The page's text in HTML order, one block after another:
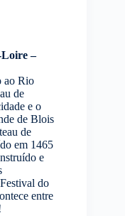
–
ao Rio
de
e o
de Blois
de
em 1465
e
do
entre